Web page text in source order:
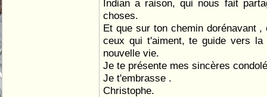
Indian a raison, qui nous fait
choses.
Et que sur ton chemin dorénavant ,
ceux qui t'aiment, te guide vers la
nouvelle vie.
Je te présente mes sincères
Je t'embrasse .
Christophe.